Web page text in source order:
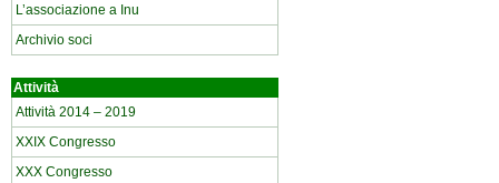
L’associazione a Inu
Archivio soci
Attività
Attività 2014 – 2019
XXIX Congresso
XXX Congresso